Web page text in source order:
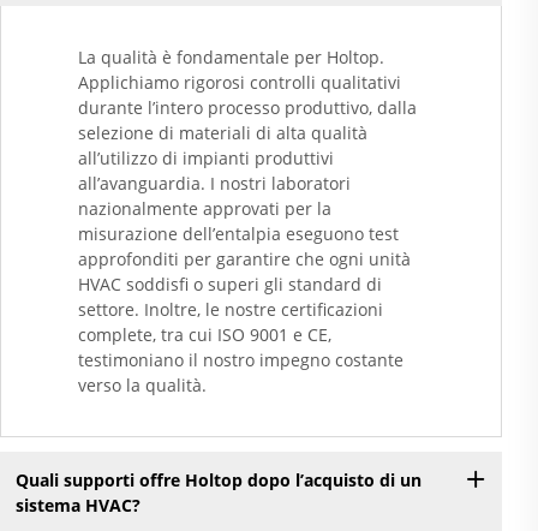
La qualità è fondamentale per Holtop.
Applichiamo rigorosi controlli qualitativi
durante l’intero processo produttivo, dalla
selezione di materiali di alta qualità
all’utilizzo di impianti produttivi
all’avanguardia. I nostri laboratori
nazionalmente approvati per la
misurazione dell’entalpia eseguono test
approfonditi per garantire che ogni unità
HVAC soddisfi o superi gli standard di
settore. Inoltre, le nostre certificazioni
complete, tra cui ISO 9001 e CE,
testimoniano il nostro impegno costante
verso la qualità.
Quali supporti offre Holtop dopo l’acquisto di un
sistema HVAC?